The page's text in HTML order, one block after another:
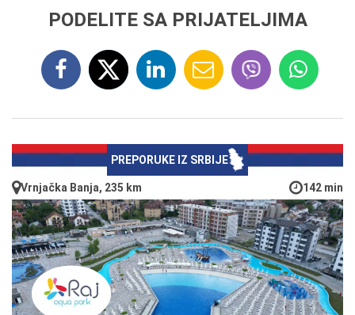
PODELITE SA PRIJATELJIMA
PREPORUKE IZ SRBIJE
Vrnjačka Banja, 235 km 142 min